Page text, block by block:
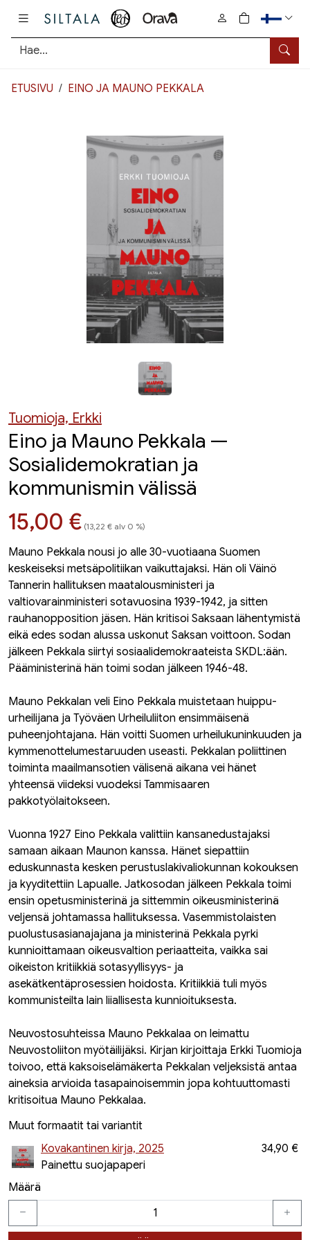
Hae
0
tuotetta
ETUSIVU EINO JA MAUNO PEKKALA
Tuomioja, Erkki
Eino ja Mauno Pekkala —
Sosialidemokratian ja
kommunismin välissä
Hinta nyt
15,00 € (13,22 € alv 0 %)
Mauno Pekkala nousi jo alle 30-vuotiaana Suomen
keskeiseksi metsäpolitiikan vaikuttajaksi. Hän oli Väinö
Tannerin hallituksen maatalousministeri ja
valtiovarainministeri sotavuosina 1939-1942, ja sitten
rauhanopposition jäsen. Hän kritisoi Saksaan lähentymistä
eikä edes sodan alussa uskonut Saksan voittoon. Sodan
jälkeen Pekkala siirtyi sosiaalidemokraateista SKDL:ään.
Pääministerinä hän toimi sodan jälkeen 1946-48.
Mauno Pekkalan veli Eino Pekkala muistetaan huippu-
urheilijana ja Työväen Urheiluliiton ensimmäisenä
puheenjohtajana. Hän voitti Suomen urheilukuninkuuden ja
kymmenottelumestaruuden useasti. Pekkalan poliittinen
toiminta maailmansotien välisenä aikana vei hänet
yhteensä viideksi vuodeksi Tammisaaren
pakkotyölaitokseen.
Vuonna 1927 Eino Pekkala valittiin kansanedustajaksi
samaan aikaan Maunon kanssa. Hänet siepattiin
eduskunnasta kesken perustuslakivaliokunnan kokouksen
ja kyyditettiin Lapualle. Jatkosodan jälkeen Pekkala toimi
ensin opetusministerinä ja sittemmin oikeusministerinä
veljensä johtamassa hallituksessa. Vasemmistolaisten
puolustusasianajajana ja ministerinä Pekkala pyrki
kunnioittamaan oikeusvaltion periaatteita, vaikka sai
oikeiston kritiikkiä sotasyyllisyys- ja
asekätkentäprosessien hoidosta. Kritiikkiä tuli myös
kommunisteilta lain liiallisesta kunnioituksesta.
Neuvostosuhteissa Mauno Pekkalaa on leimattu
Neuvostoliiton myötäilijäksi. Kirjan kirjoittaja Erkki Tuomioja
toivoo, että kaksoiselämäkerta Pekkalan veljeksistä antaa
aineksia arvioida tasapainoisemmin jopa kohtuuttomasti
kritisoitua Mauno Pekkalaa.
Muut formaatit tai variantit
Kovakantinen kirja, 2025
Painettu suojapaperi
34,90 €
Määrä